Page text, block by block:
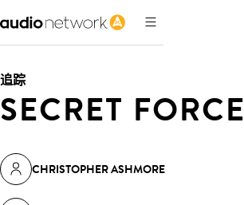
追踪
SECRET
CHRISTOPHER ASHMORE